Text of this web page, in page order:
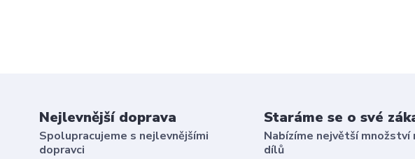
Nejlevnější doprava
Spolupracujeme s nejlevnějšími
dopravci
Staráme se o své
Nabízíme největší množství
dílů